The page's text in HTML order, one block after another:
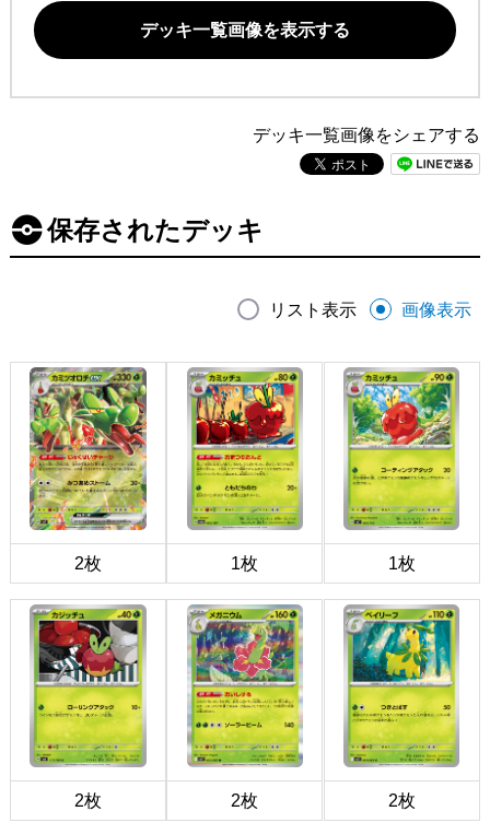
デッキ一覧画像を表示する
デッキ一覧画像をシェアする
保存されたデッキ
リスト表示 画像表示
2枚 1枚 1枚
2枚 2枚 2枚